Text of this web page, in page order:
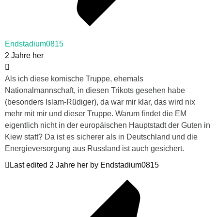
Endstadium0815
2 Jahre her
Als ich diese komische Truppe, ehemals
Nationalmannschaft, in diesen Trikots gesehen habe
(besonders Islam-Rüdiger), da war mir klar, das wird nix
mehr mit mir und dieser Truppe. Warum findet die EM
eigentlich nicht in der europäischen Hauptstadt der Guten in
Kiew statt? Da ist es sicherer als in Deutschland und die
Energieversorgung aus Russland ist auch gesichert.
Last edited 2 Jahre her by Endstadium0815